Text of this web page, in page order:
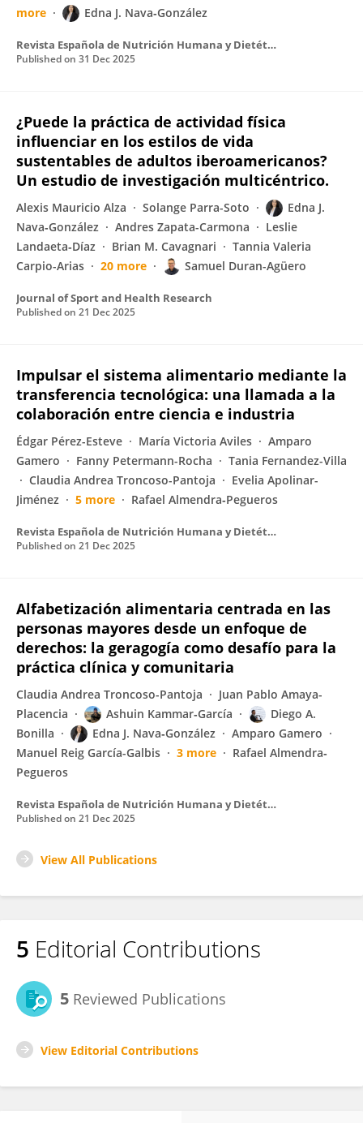
more
Edna J. Nava‐González
Revista Española de Nutrición Humana y Dietética
Published on 31 Dec 2025
¿Puede la práctica de actividad física
influenciar en los estilos de vida
sustentables de adultos iberoamericanos?
Un estudio de investigación multicéntrico.
Alexis Mauricio Alza Solange Parra-Soto
Edna J.
Nava‐González
Andres Zapata-Carmona
Leslie
Landaeta‐Díaz
Brian M. Cavagnari
Tannia Valeria
Carpio-Arias
20 more Samuel Duran-Agüero
Journal of Sport and Health Research
Published on 21 Dec 2025
Impulsar el sistema alimentario mediante la
transferencia tecnológica: una llamada a la
colaboración entre ciencia e industria
Édgar Pérez-Esteve María Victoria Aviles
Amparo
Gamero
Fanny Petermann-Rocha
Tania Fernandez-Villa
Claudia Andrea Troncoso-Pantoja
Evelia Apolinar-
Jiménez
5 more Rafael Almendra‐Pegueros
Revista Española de Nutrición Humana y Dietética
Published on 21 Dec 2025
Alfabetización alimentaria centrada en las
personas mayores desde un enfoque de
derechos: la geragogía como desafío para la
práctica clínica y comunitaria
Claudia Andrea Troncoso-Pantoja
Juan Pablo Amaya-
Placencia
Ashuin Kammar‐García
Diego A.
Bonilla
Edna J. Nava‐González
Amparo Gamero
Manuel Reig García-Galbis
3 more
Rafael Almendra‐
Pegueros
Revista Española de Nutrición Humana y Dietética
Published on 21 Dec 2025
View All Publications
5 Editorial Contributions
5 Reviewed Publications
View Editorial Contributions